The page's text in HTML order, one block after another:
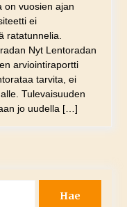
vuosien ajan
ei
ratatunnelia.
Nyt Lentoradan
arviointiraportti
tarvita, ei
Tulevaisuuden
jo uudella […]